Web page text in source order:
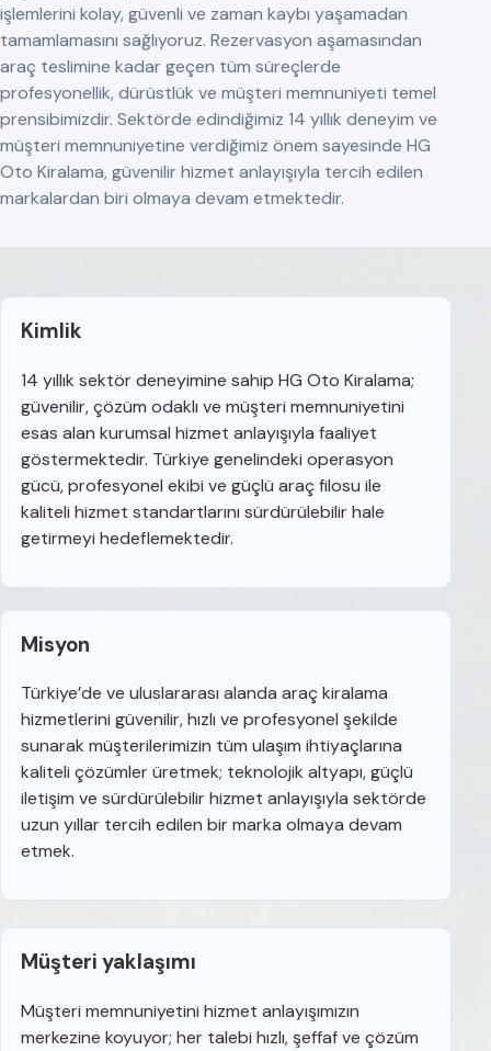
işlemlerini kolay, güvenli ve zaman kaybı yaşamadan
tamamlamasını sağlıyoruz. Rezervasyon aşamasından
araç teslimine kadar geçen tüm süreçlerde
profesyonellik, dürüstlük ve müşteri memnuniyeti temel
prensibimizdir. Sektörde edindiğimiz 14 yıllık deneyim ve
müşteri memnuniyetine verdiğimiz önem sayesinde HG
Oto Kiralama, güvenilir hizmet anlayışıyla tercih edilen
markalardan biri olmaya devam etmektedir.
Kimlik
14 yıllık sektör deneyimine sahip HG Oto Kiralama;
güvenilir, çözüm odaklı ve müşteri memnuniyetini
esas alan kurumsal hizmet anlayışıyla faaliyet
göstermektedir. Türkiye genelindeki operasyon
gücü, profesyonel ekibi ve güçlü araç filosu ile
kaliteli hizmet standartlarını sürdürülebilir hale
getirmeyi hedeflemektedir.
Misyon
Türkiye’de ve uluslararası alanda araç kiralama
hizmetlerini güvenilir, hızlı ve profesyonel şekilde
sunarak müşterilerimizin tüm ulaşım ihtiyaçlarına
kaliteli çözümler üretmek; teknolojik altyapı, güçlü
iletişim ve sürdürülebilir hizmet anlayışıyla sektörde
uzun yıllar tercih edilen bir marka olmaya devam
etmek.
Müşteri yaklaşımı
Müşteri memnuniyetini hizmet anlayışımızın
merkezine koyuyor; her talebi hızlı, şeffaf ve çözüm